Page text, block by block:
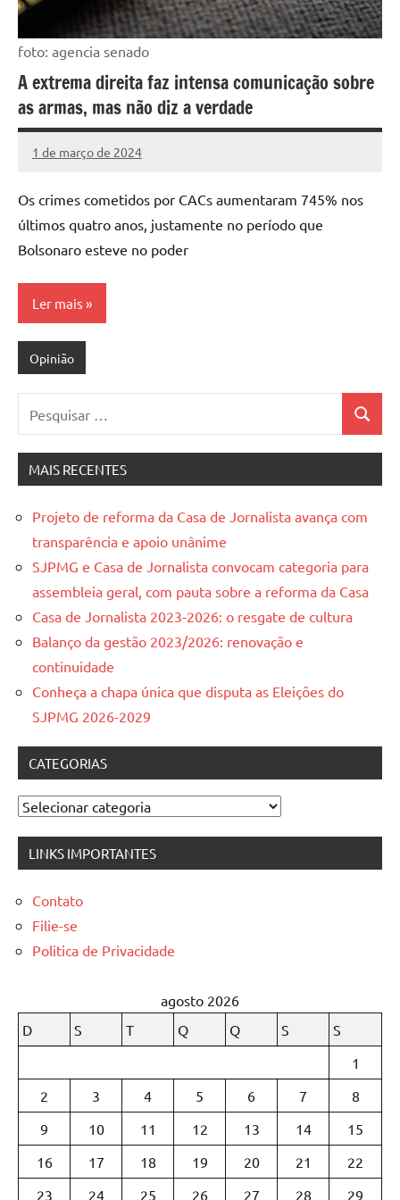
foto: agencia senado
A extrema direita faz intensa comunicação sobre
as armas, mas não diz a verdade
1 de março de 2024
Assessoria
Nenhum
Os crimes cometidos por CACs aumentaram 745% nos
últimos quatro anos, justamente no período que
Bolsonaro esteve no poder
Ler mais
Opinião
por:
MAIS RECENTES
Projeto de reforma da Casa de Jornalista avança com
transparência e apoio unânime
SJPMG e Casa de Jornalista convocam categoria para
assembleia geral, com pauta sobre a reforma da Casa
Casa de Jornalista 2023-2026: o resgate de cultura
Balanço da gestão 2023/2026: renovação e
continuidade
Conheça a chapa única que disputa as Eleições do
SJPMG 2026-2029
CATEGORIAS
Categorias
LINKS IMPORTANTES
Contato
Filie-se
Politica de Privacidade
agosto 2026
D
S T Q Q S
S
1
2
3 4 5 6 7
8
9
10 11 12 13 14
15
16
17 18 19 20 21
22
23
24 25 26 27 28 29